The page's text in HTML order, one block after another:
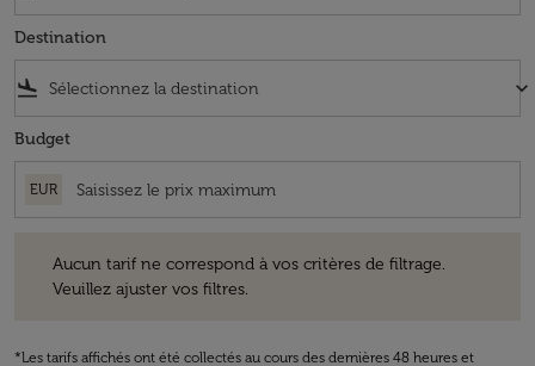
Destination
flight_land keyboard_arrow_down
Budget
EUR
Aucun tarif ne correspond à vos critères de filtrage.
Veuillez ajuster vos filtres.
*Les tarifs affichés ont été collectés au cours des dernières 48 heures et